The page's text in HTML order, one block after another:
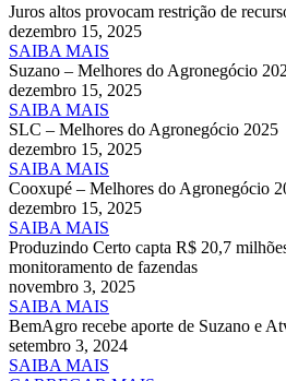
Juros altos provocam restrição de
dezembro 15, 2025
SAIBA MAIS
Suzano – Melhores do Agronegócio
dezembro 15, 2025
SAIBA MAIS
SLC – Melhores do Agronegócio 2025
dezembro 15, 2025
SAIBA MAIS
Cooxupé – Melhores do Agronegócio
dezembro 15, 2025
SAIBA MAIS
Produzindo Certo capta R$ 20,7
monitoramento de fazendas
novembro 3, 2025
SAIBA MAIS
BemAgro recebe aporte de Suzano e
setembro 3, 2024
SAIBA MAIS